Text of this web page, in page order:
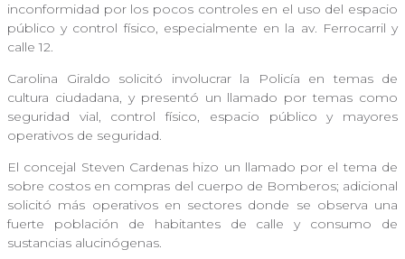
inconformidad por los pocos controles en el uso del espacio
público y control físico, especialmente en la av. Ferrocarril y
calle 12.
Carolina Giraldo solicitó involucrar la Policía en temas de
cultura ciudadana, y presentó un llamado por temas como
seguridad vial, control físico, espacio público y mayores
operativos de seguridad.
El concejal Steven Cardenas hizo un llamado por el tema de
sobre costos en compras del cuerpo de Bomberos; adicional
solicitó más operativos en sectores donde se observa una
fuerte población de habitantes de calle y consumo de
sustancias alucinógenas.